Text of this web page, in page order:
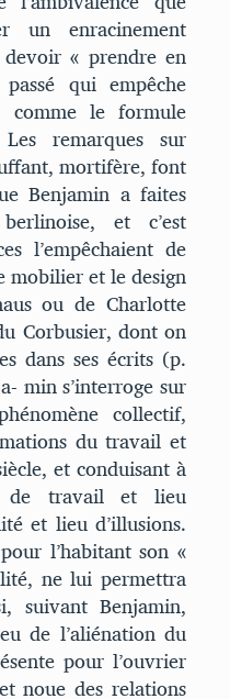
un enracinement
« prendre en
qui empêche
comme le formule
remarques sur
mortifère, font
Benjamin a faites
et c’est
l’empêchaient de
et le design
ou de Charlotte
Corbusier, dont on
dans ses écrits (p.
min s’interroge sur
collectif,
du travail et
et conduisant à
de travail et lieu
et lieu d’illusions.
l’habitant son «
ne lui permettra
suivant Benjamin,
de l’aliénation du
pour l’ouvrier
noue des relations